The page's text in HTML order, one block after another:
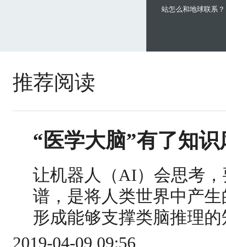
站怎么和地球联系？
推荐阅读
“医学大脑”有了知识
让机器人（AI）会思考，
谱，是将人类世界中产
形成能够支撑类脑推理
2019-04-09 09:56